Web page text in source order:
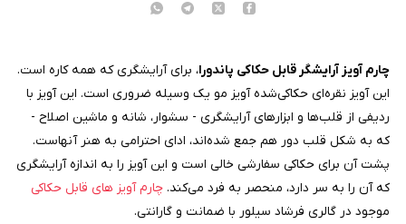
چارم آویز آرایشگر قابل حکاکی پاندورا، برای آرایشگری که همه کاره است.
این آویز نقره‌ای حکاکی‌شده آویز مو یک وسیله ضروری است. این آویز با
ردیفی از قلب‌ها و ابزارهای آرایشگری - سشوار، شانه و ماشین اصلاح -
که به شکل قلب دور هم جمع شده‌اند، ادای احترامی به هنر آنهاست.
پشت آن برای حکاکی سفارشی خالی است و این آویز را به اندازه آرایشگری
که آن را به سر دارد، منحصر به فرد می‌کند. چارم آویز های قابل حکاکی
موجود در گالری فرشاد سیلور با ضمانت و گارانتی.